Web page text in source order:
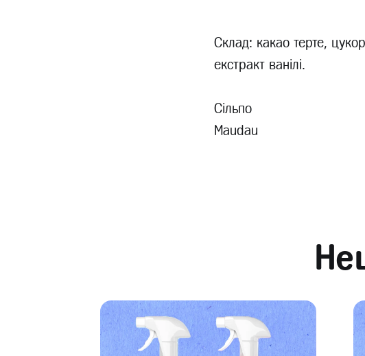
Склад: какао терте,
екстракт ванілі.
Сільпо
Maudau